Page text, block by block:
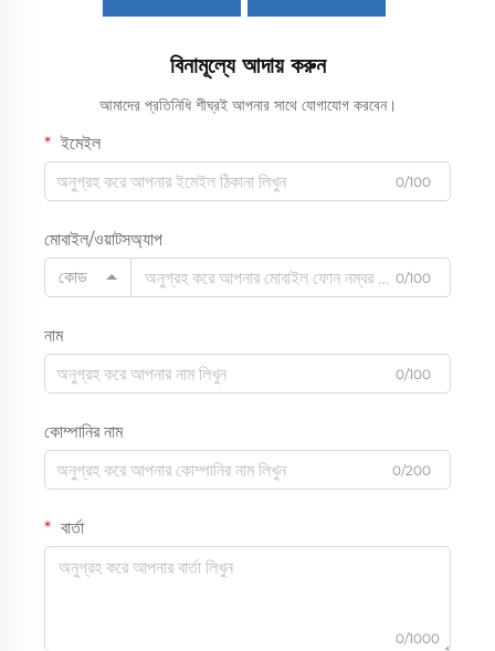
বিনামূল্যে আদায় করুন
আমাদের প্রতিনিধি শীঘ্রই আপনার সাথে যোগাযোগ করবেন।
ইমেইল
0/100
মোবাইল/ওয়াটসঅ্যাপ
কোড
0/100
নাম
0/100
কোম্পানির নাম
0/200
বার্তা
0/1000